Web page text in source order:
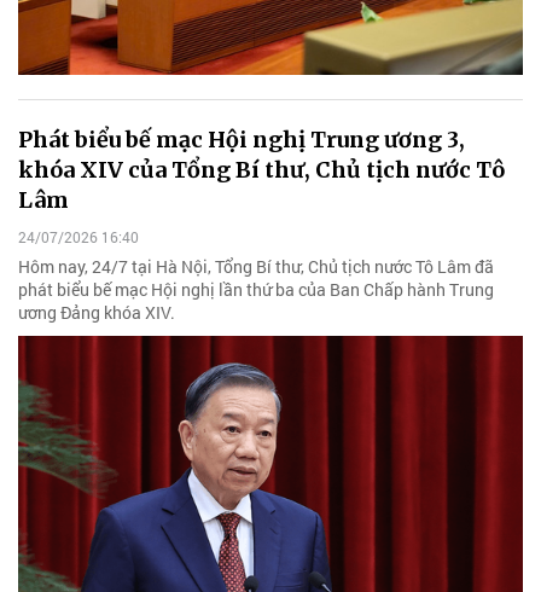
Phát biểu bế mạc Hội nghị Trung ương 3,
khóa XIV của Tổng Bí thư, Chủ tịch nước Tô
Lâm
24/07/2026 16:40
Hôm nay, 24/7 tại Hà Nội, Tổng Bí thư, Chủ tịch nước Tô Lâm đã
phát biểu bế mạc Hội nghị lần thứ ba của Ban Chấp hành Trung
ương Đảng khóa XIV.